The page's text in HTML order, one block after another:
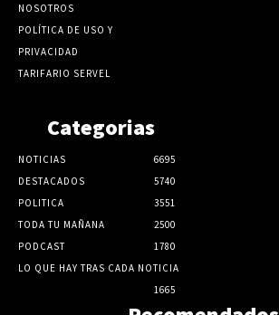
NOSOTROS
POLÍTICA DE USO Y
PRIVACIDAD
TARIFARIO SERVEL
Categorias
NOTICIAS
6695
DESTACADOS
5740
POLITICA
3551
TODA TU MAÑANA
2500
PODCAST
1780
LO QUE HAY TRAS CADA NOTICIA
1665